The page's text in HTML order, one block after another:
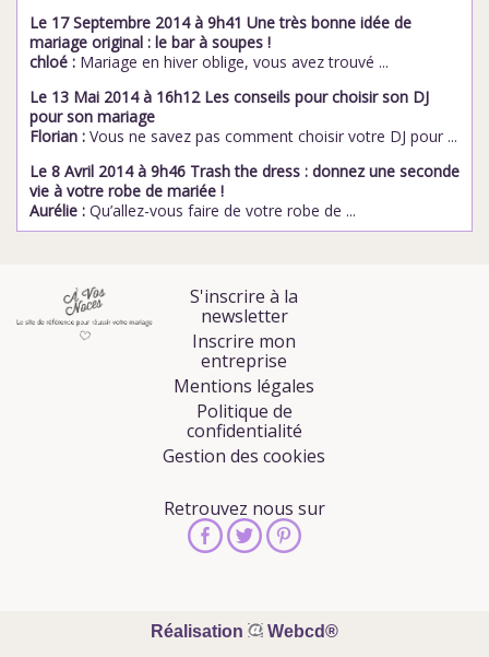
Le 17 Septembre 2014 à 9h41 Une très bonne idée de
mariage original : le bar à soupes !
chloé : Mariage en hiver oblige, vous avez trouvé ...
Le 13 Mai 2014 à 16h12 Les conseils pour choisir son DJ
pour son mariage
Florian : Vous ne savez pas comment choisir votre DJ pour ...
Le 8 Avril 2014 à 9h46 Trash the dress : donnez une seconde
vie à votre robe de mariée !
Aurélie : Qu’allez-vous faire de votre robe de ...
S'inscrire à la
newsletter
Inscrire mon
entreprise
Mentions légales
Politique de
confidentialité
Gestion des cookies
Retrouvez nous sur
Réalisation Webcd®